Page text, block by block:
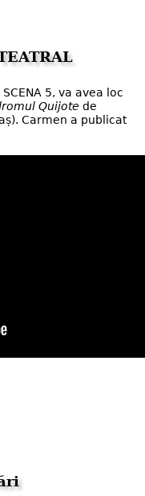
5, va avea loc
Quijote de
Carmen a publicat